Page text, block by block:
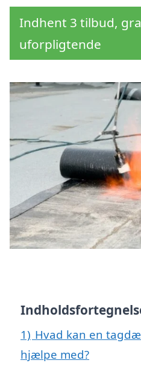
Indhent 3 tilbud,
uforpligtende
1) Hvad kan en
hjælpe med?